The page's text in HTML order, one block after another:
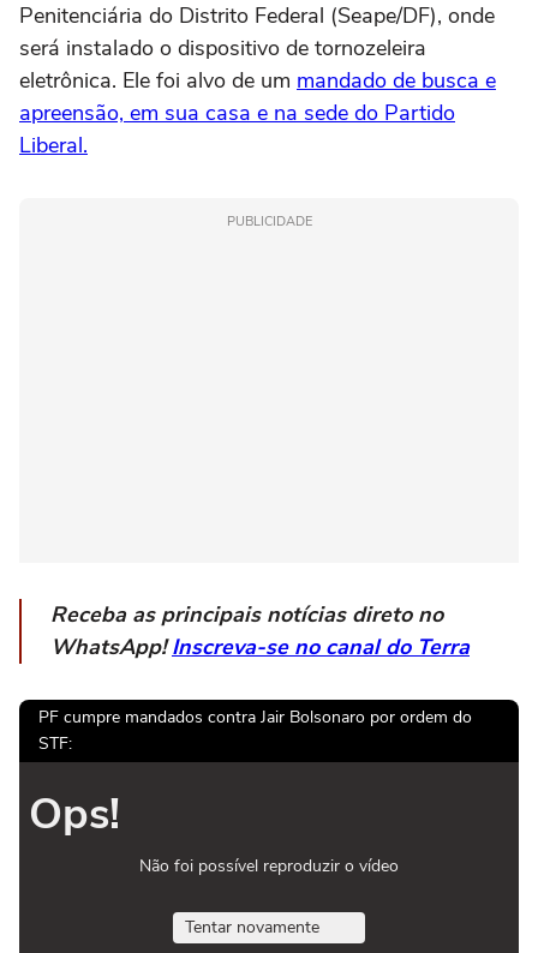
Penitenciária do Distrito Federal (Seape/DF), onde
será instalado o dispositivo de tornozeleira
eletrônica. Ele foi alvo de um mandado de busca e
apreensão, em sua casa e na sede do Partido
Liberal.
PUBLICIDADE
Receba as principais notícias direto no
WhatsApp!Inscreva-se no canal do Terra
PF cumpre mandados contra Jair Bolsonaro por ordem do
STF:
Ops!
Não foi possível reproduzir o vídeo
Tentar novamente